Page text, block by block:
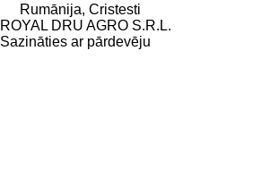
Rumānija, Cristesti
ROYAL DRU AGRO S.R.L.
Sazināties ar pārdevēju